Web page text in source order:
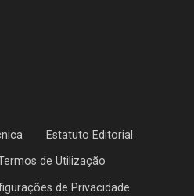
Estatuto Editorial
de Utilização
de Privacidade